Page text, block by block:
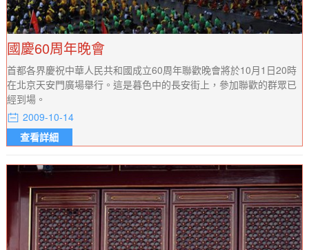
國慶60周年晚會
首都各界慶祝中華人民共和國成立60周年聯歡晚會將於10月1日20時
在北京天安門廣場舉行。這是暮色中的長安街上，參加聯歡的群眾已
經到場。
2009-10-14
查看詳細